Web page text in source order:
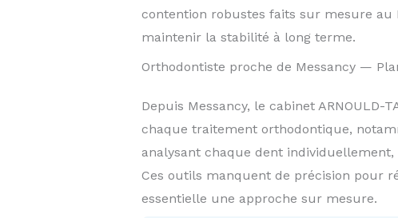
contention robustes faits sur mesure
maintenir la stabilité à long terme.
Orthodontiste proche de Messancy —
Depuis Messancy, le cabinet ARNOULD-
chaque traitement orthodontique,
analysant chaque dent
Ces outils manquent de précision pour
essentielle une approche sur mesure.